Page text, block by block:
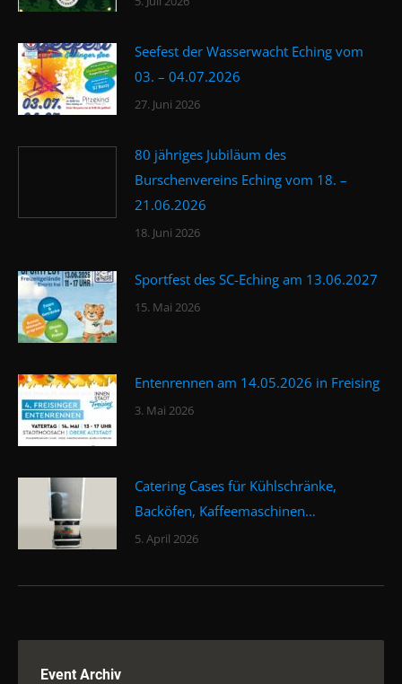
Seefest der Wasserwacht Eching vom
03. – 04.07.2026
27. Juni 2026
80 jähriges Jubiläum des
Burschenvereins Eching vom 18. –
21.06.2026
18. Juni 2026
Sportfest des SC-Eching am 13.06.2027
15. Mai 2026
Entenrennen am 14.05.2026 in Freising
3. Mai 2026
Catering Cases für Kühlschränke,
Backöfen, Kaffeemaschinen…
5. April 2026
Event Archiv